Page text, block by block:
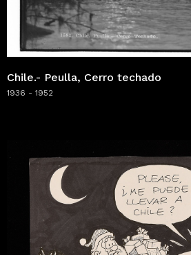
Chile.- Peulla, Cerro techado
1936 - 1952